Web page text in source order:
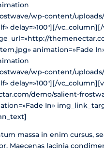
wp-content/
delay=»100″][/
animation=»Fade
wp-content/
delay=»100″][/
demo/salient-
In»
massa in enim cursus,
Maecenas lacinia